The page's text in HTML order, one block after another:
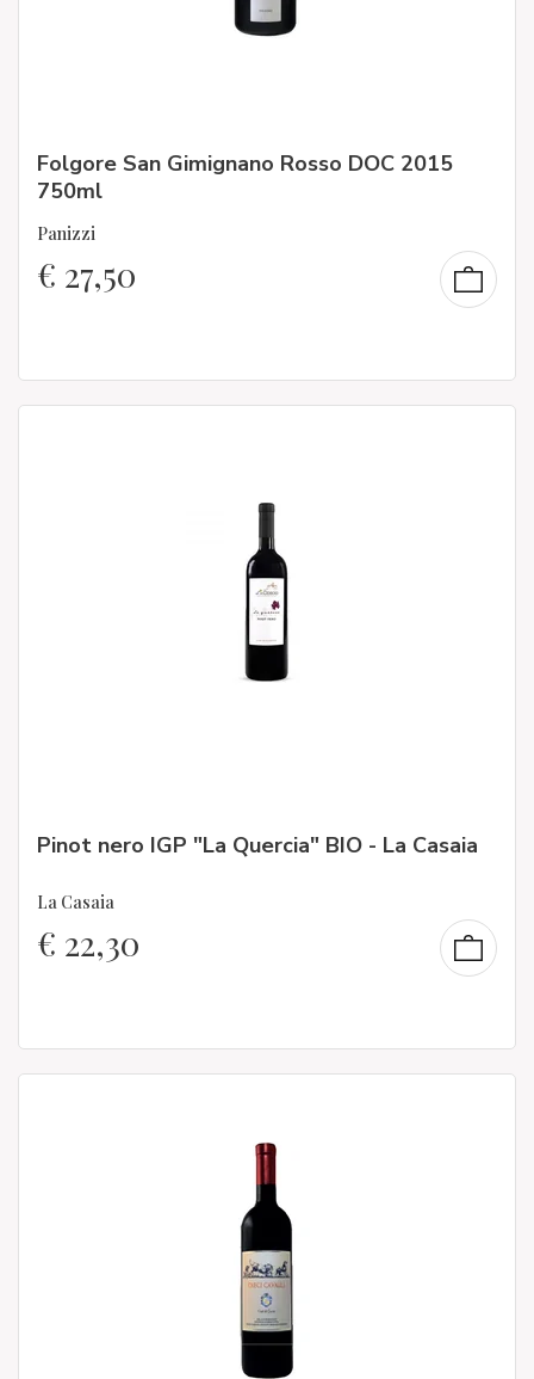
Folgore San Gimignano Rosso DOC 2015
750ml
Panizzi
€ 27,50
Pinot nero IGP "La Quercia" BIO - La Casaia
La Casaia
€ 22,30